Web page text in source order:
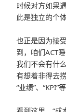
时候对方如果
此是独立的个体
也正是因为接
到，咱们ACT
我们不会有什
有想着非得去
“业绩”、“KPI”